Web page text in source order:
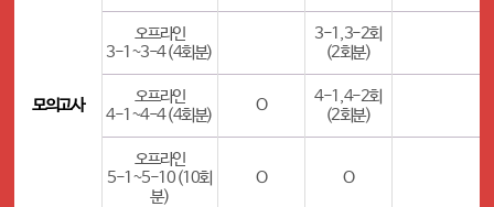
모의고사
오프라인
3-1~3-4 (4회분)
3-1, 3-2회
(2회분)
오프라인
4-1~4-4 (4회분)
O
4-1, 4-2회
(2회분)
오프라인
5-1~5-10 (10회
분)
O O